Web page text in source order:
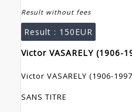
Result without fees
Result : 150EUR
Victor VASARELY (1906-
Victor VASARELY (1906-
SANS TITRE